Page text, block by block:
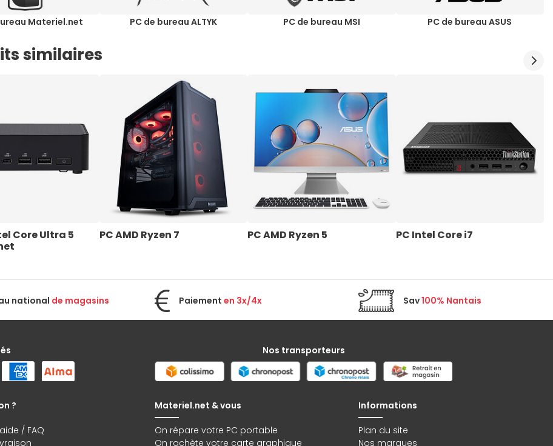
Materiel.net PC de bureau ALTYK PC de bureau MSI PC de bureau ASUS
similaires
Core Ultra 5
PC AMD Ryzen 7 PC AMD Ryzen 5 PC Intel Core i7
national de magasins Paiement en 3x/4x Sav100% Nantais
Nos transporteurs
?
/ FAQ
Materiel.net & vous
On répare votre PC portable
On rachète votre carte graphique
Informations
Plan du site
Nos marques